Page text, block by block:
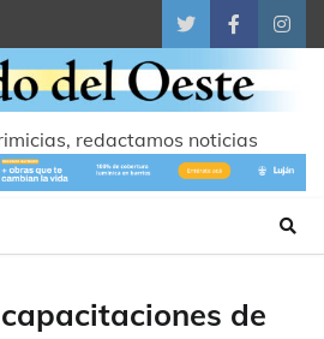
TwitterFacebook
redactamos noticias
de